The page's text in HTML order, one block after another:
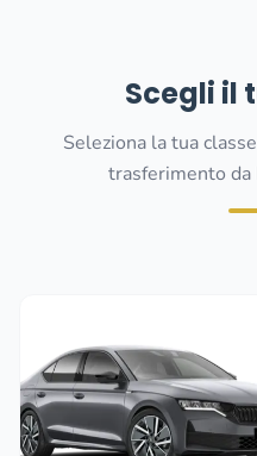
Scegli il
Seleziona la tua
trasferimento da